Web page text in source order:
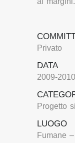
Privato
DATA
2009-2010
Progetto
LUOGO
Fumane